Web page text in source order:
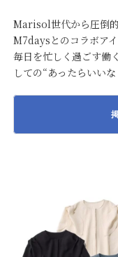
Marisol世代から圧倒
M7daysとのコラボア
毎日を忙しく過ごす働
しての“あったらいい